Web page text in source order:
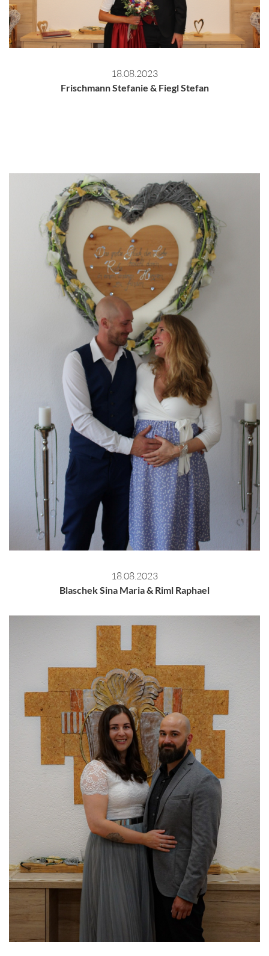
18.08.2023
Frischmann Stefanie & Fiegl Stefan
18.08.2023
Blaschek Sina Maria & Riml Raphael